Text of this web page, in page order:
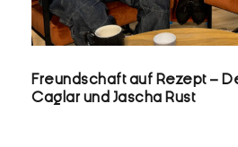
Freundschaft auf Rezept –
Caglar und Jascha Rust